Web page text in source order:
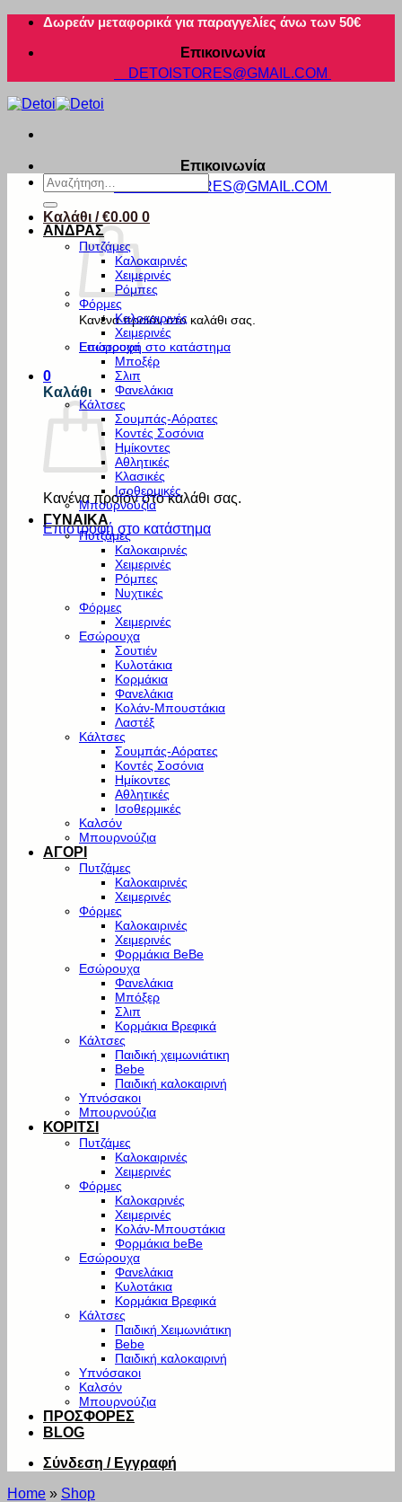
Μετάβαση
περιεχόμενο
Δωρεάν μεταφορικά για παραγγελίες άνω των 50€
Επικοινωνία
DETOISTORES@GMAIL.COM
Επικοινωνία
DETOISTORES@GMAIL.COM
Καλάθι /€0.00 0
Κανένα προϊόν στο καλάθι σας.
Επιστροφή στο κατάστημα
0
Καλάθι
Κανένα προϊόν στο καλάθι σας.
Επιστροφή στο κατάστημα
Αναζήτηση
για:
ΑΝΔΡΑΣ
Πυτζάμες
Καλοκαιρινές
Χειμερινές
Ρόμπες
Φόρμες
Καλοκαιρινές
Χειμερινές
Εσώρουχα
Μποξέρ
Σλιπ
Φανελάκια
Κάλτσες
Σουμπάς-Αόρατες
Κοντές Σοσόνια
Ημίκοντες
Αθλητικές
Κλασικές
Ισοθερμικές
Μπουρνούζια
ΓΥΝΑΙΚΑ
Πυτζάμες
Καλοκαιρινές
Χειμερινές
Ρόμπες
Νυχτικές
Φόρμες
Χειμερινές
Εσώρουχα
Σουτιέν
Κυλοτάκια
Κορμάκια
Φανελάκια
Κολάν-Μπουστάκια
Λαστέξ
Κάλτσες
Σουμπάς-Αόρατες
Κοντές Σοσόνια
Ημίκοντες
Αθλητικές
Ισοθερμικές
Καλσόν
Μπουρνούζια
ΑΓΟΡΙ
Πυτζάμες
Καλοκαιρινές
Χειμερινές
Φόρμες
Καλοκαιρινές
Χειμερινές
Φορμάκια BeBe
Εσώρουχα
Φανελάκια
Μπόξερ
Σλιπ
Κορμάκια Βρεφικά
Κάλτσες
Παιδική χειμωνιάτικη
Bebe
Παιδική καλοκαιρινή
Υπνόσακοι
Μπουρνούζια
ΚΟΡΙΤΣΙ
Πυτζάμες
Καλοκαιρινές
Χειμερινές
Φόρμες
Καλοκαρινές
Χειμερινές
Κολάν-Μπουστάκια
Φορμάκια beBe
Εσώρουχα
Φανελάκια
Κυλοτάκια
Κορμάκια Βρεφικά
Κάλτσες
Παιδική Χειμωνιάτικη
Bebe
Παιδική καλοκαιρινή
Υπνόσακοι
Καλσόν
Μπουρνούζια
ΠΡΟΣΦΟΡΕΣ
BLOG
Σύνδεση / Εγγραφή
Home » Shop